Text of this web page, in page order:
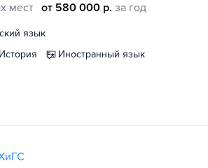
мест от 580 000 р. за год
язык
история иностранный язык